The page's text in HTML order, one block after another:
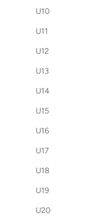
U10
U11
U12
U13
U14
U15
U16
U17
U18
U19
U20